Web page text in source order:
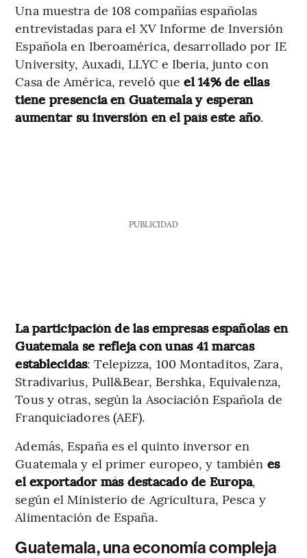
Una muestra de 108 compañías españolas
entrevistadas para el XV Informe de Inversión
Española en Iberoamérica, desarrollado por IE
University, Auxadi, LLYC e Iberia, junto con
Casa de América, reveló que el 14% de ellas
tiene presencia en Guatemala y esperan
aumentar su inversión en el país este año.
PUBLICIDAD
La participación de las empresas españolas en
Guatemala se refleja con unas 41 marcas
establecidas: Telepizza, 100 Montaditos, Zara,
Stradivarius, Pull&Bear, Bershka, Equivalenza,
Tous y otras, según la Asociación Española de
Franquiciadores (AEF).
Además, España es el quinto inversor en
Guatemala y el primer europeo, y también es
el exportador más destacado de Europa,
según el Ministerio de Agricultura, Pesca y
Alimentación de España.
Guatemala, una economía compleja